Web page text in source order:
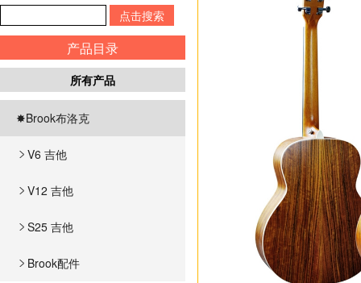
产品目录
所有产品
✸Brook布洛克
 V6 吉他
 V12 吉他
 S25 吉他
 Brook配件